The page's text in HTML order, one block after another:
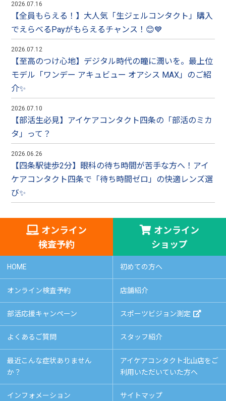
2026.07.16
【全員もらえる！】大人気「生ジェルコンタクト」購入
でえらべるPayがもらえるチャンス！😊💙
2026.07.12
【至高のつけ心地】デジタル時代の瞳に潤いを。最上位
モデル「ワンデー アキュビュー オアシス MAX」のご紹
介✨
2026.07.10
【部活生必見】アイケアコンタクト四条の「部活のミカ
タ」って？
2026.06.26
【四条駅徒歩2分】眼科の待ち時間が苦手な方へ！アイ
ケアコンタクト四条で「待ち時間ゼロ」の快適レンズ選
び✨
オンライン
検査予約
オンライン
ショップ
HOME 初めての方へ
オンライン検査予約 店舗紹介
部活応援キャンペーン スポーツビジョン測定
よくあるご質問 スタッフ紹介
最近こんな症状ありません
か？
アイケアコンタクト北山店をご
利用いただいていた方へ
インフォメーション サイトマップ